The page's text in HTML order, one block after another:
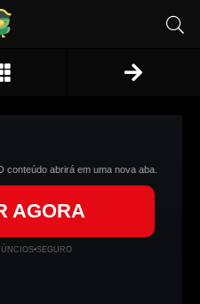
conteúdo abrirá em uma nova aba.
AGORA
•SEGURO